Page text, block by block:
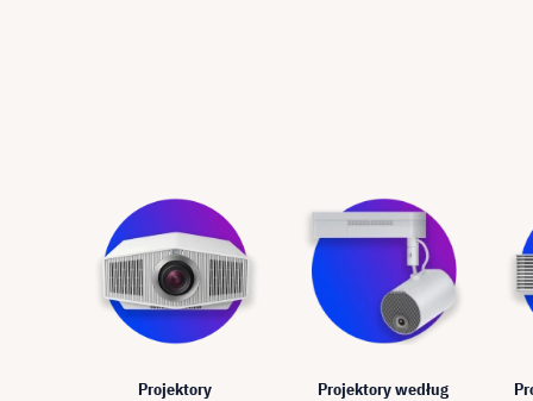
Projektory
Projektory według